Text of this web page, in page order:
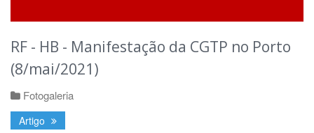
RF - HB - Manifestação da CGTP no Porto
(8/mai/2021)
Fotogaleria
Artigo